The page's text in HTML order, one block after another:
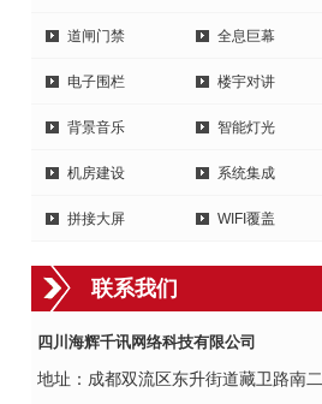
道闸门禁 全息巨幕
电子围栏 楼宇对讲
背景音乐 智能灯光
机房建设 系统集成
拼接大屏 WIFI覆盖
联系我们
四川海辉千讯网络科技有限公司
地址：成都双流区东升街道藏卫路南二